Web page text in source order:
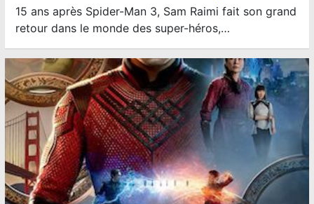
15 ans après Spider-Man 3, Sam Raimi fait son grand
retour dans le monde des super-héros,…